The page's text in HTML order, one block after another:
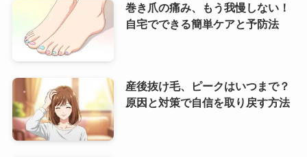
巻き爪の痛み、もう我慢しない！
自宅でできる簡単ケアと予防法
産後抜け毛、ピークはいつまで？
原因と対策で自信を取り戻す方法